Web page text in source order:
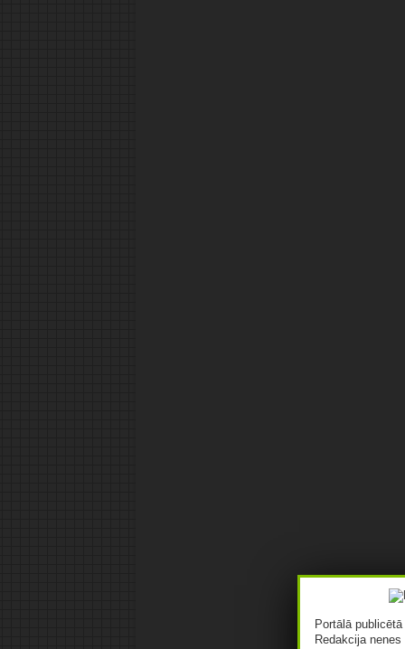
Portālā
Redakcija